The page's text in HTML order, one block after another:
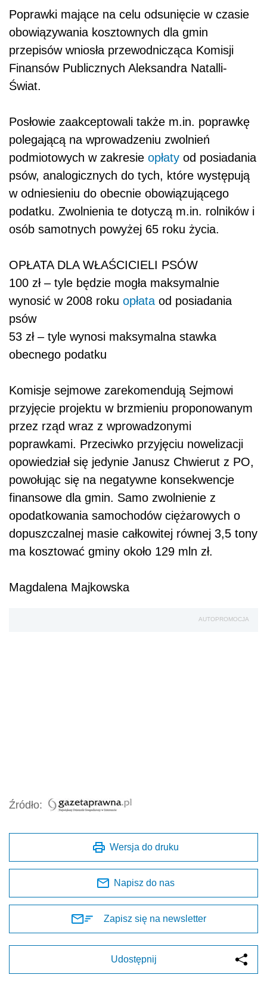
Poprawki mające na celu odsunięcie w czasie
obowiązywania kosztownych dla gmin
przepisów wniosła przewodnicząca Komisji
Finansów Publicznych Aleksandra Natalli-
Świat.
Posłowie zaakceptowali także m.in. poprawkę
polegającą na wprowadzeniu zwolnień
podmiotowych w zakresie opłaty od posiadania
psów, analogicznych do tych, które występują
w odniesieniu do obecnie obowiązującego
podatku. Zwolnienia te dotyczą m.in. rolników i
osób samotnych powyżej 65 roku życia.
OPŁATA DLA WŁAŚCICIELI PSÓW
100 zł – tyle będzie mogła maksymalnie
wynosić w 2008 roku opłata od posiadania
psów
53 zł – tyle wynosi maksymalna stawka
obecnego podatku
Komisje sejmowe zarekomendują Sejmowi
przyjęcie projektu w brzmieniu proponowanym
przez rząd wraz z wprowadzonymi
poprawkami. Przeciwko przyjęciu nowelizacji
opowiedział się jedynie Janusz Chwierut z PO,
powołując się na negatywne konsekwencje
finansowe dla gmin. Samo zwolnienie z
opodatkowania samochodów ciężarowych o
dopuszczalnej masie całkowitej równej 3,5 tony
ma kosztować gminy około 129 mln zł.
Magdalena Majkowska
AUTOPROMOCJA
Źródło:
Wersja do druku
Napisz do nas
Zapisz się na newsletter
Udostępnij